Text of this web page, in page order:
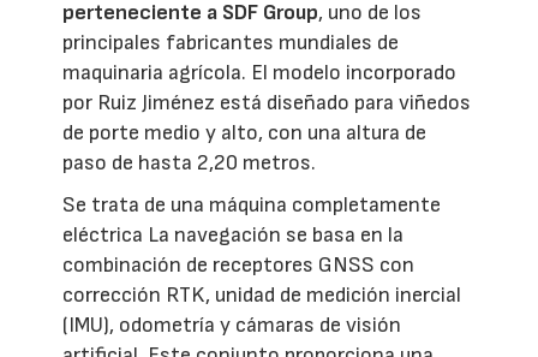
perteneciente a SDF Group, uno de los
principales fabricantes mundiales de
maquinaria agrícola. El modelo incorporado
por Ruiz Jiménez está diseñado para viñedos
de porte medio y alto, con una altura de
paso de hasta 2,20 metros.
Se trata de una máquina completamente
eléctrica La navegación se basa en la
combinación de receptores GNSS con
corrección RTK, unidad de medición inercial
(IMU), odometría y cámaras de visión